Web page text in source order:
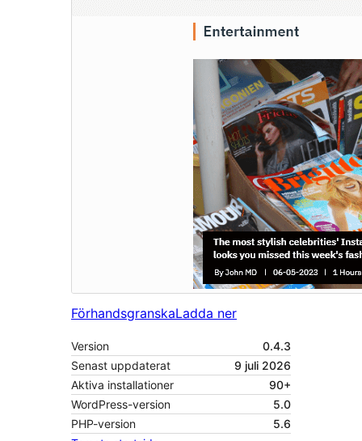
FörhandsgranskaLadda ner
Version
0.4.3
Senast uppdaterat
9 juli 2026
Aktiva installationer
90+
WordPress-version
5.0
PHP-version
5.6